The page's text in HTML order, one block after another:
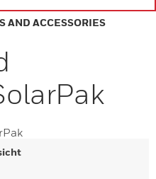
AND ACCESSORIES